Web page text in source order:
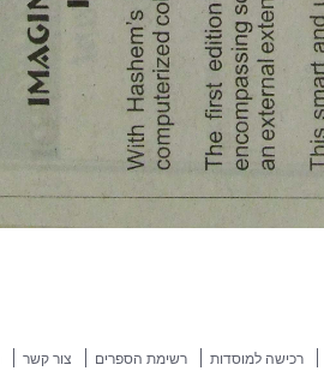
רכישה למוסדות רשימת הספרים צור קשר